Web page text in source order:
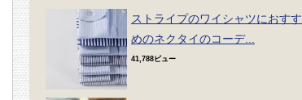
ストライプのワイシャツにおすす
めのネクタイのコーデ...
41,788ビュー